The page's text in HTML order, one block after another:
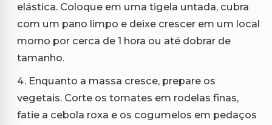
elástica. Coloque em uma tigela untada, cubra
com um pano limpo e deixe crescer em um local
morno por cerca de 1 hora ou até dobrar de
tamanho.
Enquanto a massa cresce, prepare os
vegetais. Corte os tomates em rodelas finas,
fatie a cebola roxa e os cogumelos em pedaços